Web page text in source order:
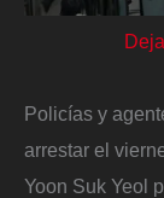
Policías y
arrestar el
Yoon Suk Yeol